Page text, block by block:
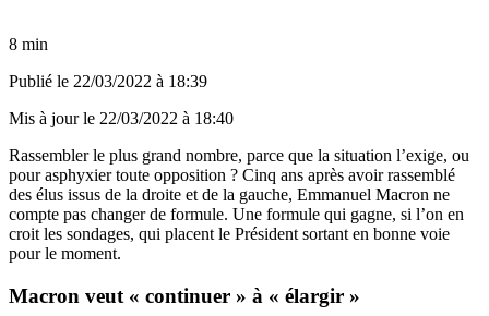
8 min
Publié le 22/03/2022 à 18:39
Mis à jour le 22/03/2022 à 18:40
Rassembler le plus grand nombre, parce que la situation l’exige, ou
pour asphyxier toute opposition ? Cinq ans après avoir rassemblé
des élus issus de la droite et de la gauche, Emmanuel Macron ne
compte pas changer de formule. Une formule qui gagne, si l’on en
croit les sondages, qui placent le Président sortant en bonne voie
pour le moment.
Macron veut « continuer » à « élargir »